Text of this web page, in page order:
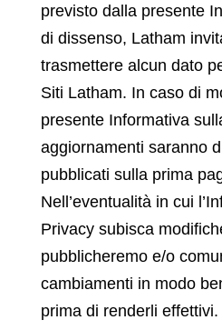
previsto dalla presente
di dissenso, Latham
trasmettere alcun dato
Siti Latham. In caso di
presente Informativa
aggiornamenti saranno
pubblicati sulla prima
Nell’eventualità in cui
Privacy subisca
pubblicheremo e/o
cambiamenti in modo
prima di renderli effettivi.